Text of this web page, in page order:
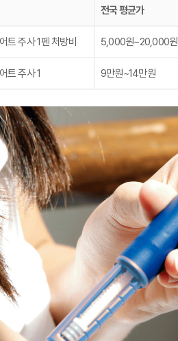
전국 평균가
트 주사 1펜 처방비 5,000원~20,000원
트 주사 1 9만원~14만원